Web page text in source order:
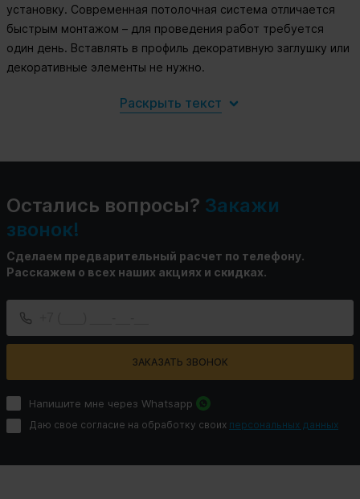
установку. Современная потолочная система отличается
быстрым монтажом – для проведения работ требуется
один день. Вставлять в профиль декоративную заглушку или
декоративные элементы не нужно.
Раскрыть текст
Остались вопросы? Закажи
звонок!
Сделаем предварительный расчет по телефону.
Расскажем о всех наших акциях и скидках.
ЗАКАЗАТЬ ЗВОНОК
Даю свое согласие на обработку своих персональных данных
Напишите мне через Whatsapp